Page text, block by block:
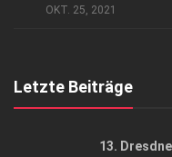
OKT. 25, 2021
Letzte Beiträge
13.